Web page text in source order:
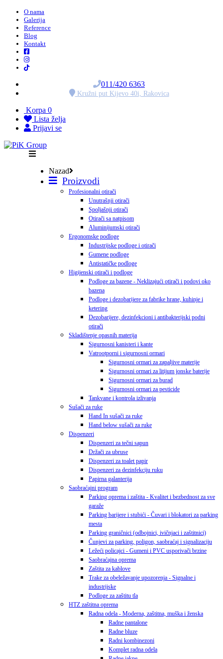
O nama
Galerija
Reference
Blog
Kontakt
011/420 6363
Kružni put Kijevo 40i, Rakovica
Korpa 0
Lista želja
Prijavi se
Nazad
Proizvodi
Profesionalni otirači
Unutrašnji otirači
Spoljašnji otirači
Otirači sa natpisom
Aluminijumski otirači
Ergonomske podloge
Industrijske podloge i otirači
Gumene podloge
Antistatičke podloge
Higijenski otirači i podloge
Podloge za bazene - Neklizajući otirači i podovi oko
bazena
Podloge i dezobarijere za fabrike hrane, kuhinje i
ketering
Dezobarijere, dezinfekcioni i antibakterijski podni
otirači
Skladištenje opasnih materija
Sigurnosni kanisteri i kante
Vatrootporni i sigurnosni ormari
Sigurnosni ormari za zapaljive materije
Sigurnosni ormari za litijum jonske baterije
Sigurnosni ormari za burad
Sigurnosni ormari za pesticide
Tankvane i kontrola izlivanja
Sušači za ruke
Hand In sušači za ruke
Hand below sušači za ruke
Dispenzeri
Dispenzeri za tečni sapun
Držači za ubruse
Dispenzeri za toalet papir
Dispenzeri za dezinfekciju ruku
Papirna galanterija
Saobraćajni program
Parking oprema i zaštita - Kvalitet i bezbednost za sve
garaže
Parking barijere i stubići - Čuvari i blokatori za parking
mesta
Parking graničnici (odbojnici, ivičnjaci i zaštitnici)
Čunjevi za parking, poligon, saobraćaj i signalizaciju
Ležeći policajci - Gumeni i PVC usporivači brzine
Saobraćajna oprema
Zaštita za kablove
Trake za obeležavanje upozorenja - Signalne i
industrijske
Podloge za zaštitu tla
HTZ zaštitna oprema
Radna odela - Moderna, zaštitna, muška i ženska
Radne pantalone
Radne bluze
Radni kombinezoni
Komplet radna odela